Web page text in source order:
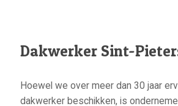
Dakwerker Sint-
Hoewel we over meer dan 30 jaar
dakwerker beschikken, is